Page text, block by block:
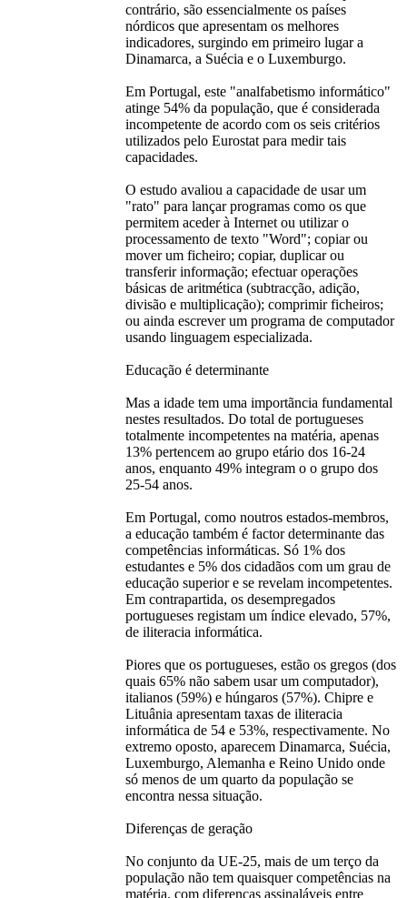
contrário, são essencialmente os países
nórdicos que apresentam os melhores
indicadores, surgindo em primeiro lugar a
Dinamarca, a Suécia e o Luxemburgo.
Em Portugal, este "analfabetismo informático"
atinge 54% da população, que é considerada
incompetente de acordo com os seis critérios
utilizados pelo Eurostat para medir tais
capacidades.
O estudo avaliou a capacidade de usar um
"rato" para lançar programas como os que
permitem aceder à Internet ou utilizar o
processamento de texto "Word"; copiar ou
mover um ficheiro; copiar, duplicar ou
transferir informação; efectuar operações
básicas de aritmética (subtracção, adição,
divisão e multiplicação); comprimir ficheiros;
ou ainda escrever um programa de computador
usando linguagem especializada.
Educação é determinante
Mas a idade tem uma importãncia fundamental
nestes resultados. Do total de portugueses
totalmente incompetentes na matéria, apenas
13% pertencem ao grupo etário dos 16-24
anos, enquanto 49% integram o o grupo dos
25-54 anos.
Em Portugal, como noutros estados-membros,
a educação também é factor determinante das
competências informáticas. Só 1% dos
estudantes e 5% dos cidadãos com um grau de
educação superior e se revelam incompetentes.
Em contrapartida, os desempregados
portugueses registam um índice elevado, 57%,
de iliteracia informática.
Piores que os portugueses, estão os gregos (dos
quais 65% não sabem usar um computador),
italianos (59%) e húngaros (57%). Chipre e
Lituânia apresentam taxas de iliteracia
informática de 54 e 53%, respectivamente. No
extremo oposto, aparecem Dinamarca, Suécia,
Luxemburgo, Alemanha e Reino Unido onde
só menos de um quarto da população se
encontra nessa situação.
Diferenças de geração
No conjunto da UE-25, mais de um terço da
população não tem quaisquer competências na
matéria, com diferenças assinaláveis entre